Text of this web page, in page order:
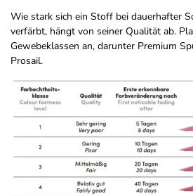
Wie stark sich ein Stoff bei dauerhafter
verfärbt, hängt von seiner Qualität ab.
Gewebeklassen an, darunter Premium
Prosail.